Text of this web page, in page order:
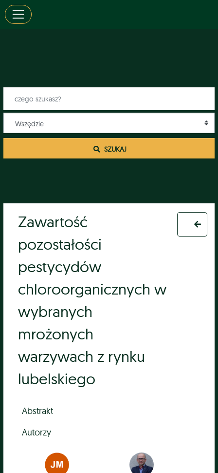
SZUKAJ
Zawartość
pozostałości
pestycydów
chloroorganicznych w
wybranych
mrożonych
warzywach z rynku
lubelskiego
Abstrakt
Autorzy